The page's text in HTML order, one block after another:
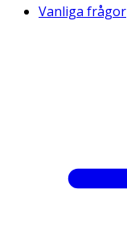
Vanliga frågor